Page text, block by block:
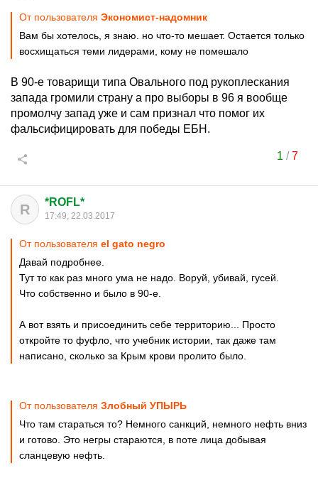
От пользователя Экономист-надомник
Вам бы хотелось, я знаю. но что-то мешает. Остается только
восхищаться теми лидерами, кому не помешало
В 90-е товарищи типа Овального под рукоплескания
запада громили страну а про выборы в 96 я вообще
промолчу запад уже и сам признал что помог их
фальсифицировать для победы ЕБН.
1 /7
R *ROFL*
17:49, 22.03.2017
От пользователя el gato negro
Давай подробнее.
Тут то как раз много ума не надо. Воруй, убивай, гусей.
Что собственно и было в 90-е.
А вот взять и присоединить себе территорию... Просто
откройте то фуфло, что учебник истории, так даже там
написано, сколько за Крым крови пролито было.
От пользователя Злобный УПЫРЬ
Что там стараться то? Немного санкций, немного нефть вниз
и готово. Это негры стараются, в поте лица добывая
сланцевую нефть.